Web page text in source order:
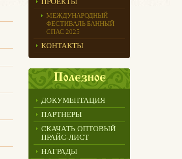
МЕЖДУНАРОДНЫЙ
ФЕСТИВАЛЬ БАННЫЙ
СПАС 2025
КОНТАКТЫ
Полезное
ДОКУМЕНТАЦИЯ
ПАРТНЕРЫ
СКАЧАТЬ ОПТОВЫЙ
ПРАЙС-ЛИСТ
НАГРАДЫ